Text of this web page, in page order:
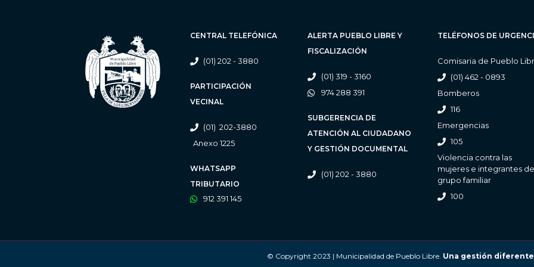
CENTRAL TELEFÓNICA
(01) 202 - 3880
PARTICIPACIÓN
VECINAL
(01) 202-3880
Anexo 1225
WHATSAPP
TRIBUTARIO
912 391 145
ALERTA PUEBLO LIBRE Y
FISCALIZACIÓN
(01) 319 - 3160
974 288 391
SUBGERENCIA DE
ATENCIÓN AL CIUDADANO
Y GESTIÓN DOCUMENTAL
(01) 202 - 3880
TELÉFONOS DE
Comisaria de Pueblo
(01) 462 - 0893
Bomberos
116
Emergencias
105
Violencia contra las
mujeres e integrantes
grupo familiar
100
© Copyright 2023 | Municipalidad de Pueblo Libre. Una gestión diferente